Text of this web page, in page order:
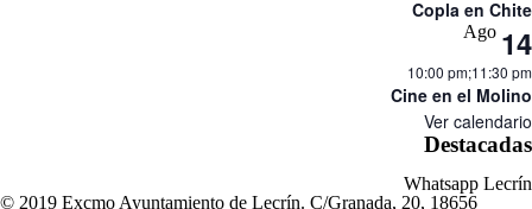
Copla en Chite
Ago 14
10:00 pm;11:30 pm
Cine en el Molino
Ver calendario
Destacadas
Whatsapp Lecrín
© 2019 Excmo Ayuntamiento de Lecrín. C/Granada, 20, 18656